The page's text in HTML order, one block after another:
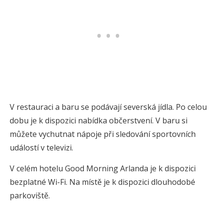
V restauraci a baru se podávají severská jídla. Po celou
dobu je k dispozici nabídka občerstvení. V baru si
můžete vychutnat nápoje při sledování sportovních
událostí v televizi.
V celém hotelu Good Morning Arlanda je k dispozici
bezplatné Wi-Fi. Na místě je k dispozici dlouhodobé
parkoviště.